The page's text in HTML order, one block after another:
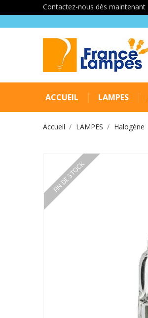
Contactez-nous dès maintenant
ACCUEIL LAMPES
Accueil LAMPES Halogène
FIN DE STOCK